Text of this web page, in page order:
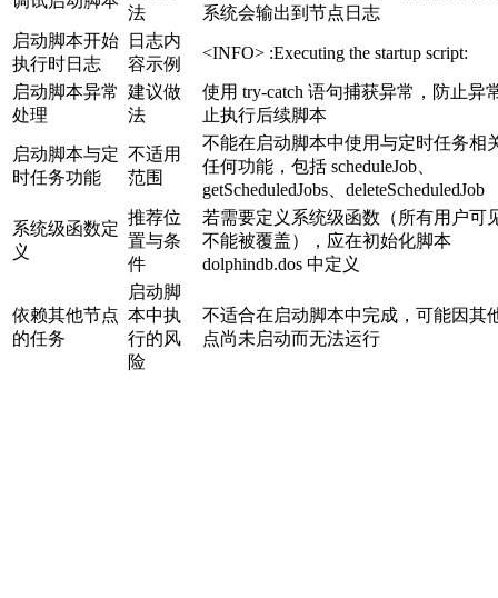
法
系统会输出到节点日志
启动脚本开始
执行时日志
日志内
容示例
<INFO> :Executing the startup script:
启动脚本异常
处理
建议做
法
使用 try-catch 语句捕获异常，防止异
止执行后续脚本
启动脚本与定
时任务功能
不适用
范围
不能在启动脚本中使用与定时任务相
任何功能，包括 scheduleJob、
getScheduledJobs、deleteScheduledJob
系统级函数定
义
推荐位
置与条
件
若需要定义系统级函数（所有用户可
不能被覆盖），应在初始化脚本
dolphindb.dos 中定义
依赖其他节点
的任务
启动脚
本中执
行的风
险
不适合在启动脚本中完成，可能因其
点尚未启动而无法运行